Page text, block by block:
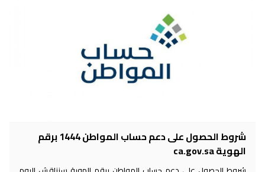
شروط الحصول على دعم حساب المواطن 1444 برقم
الهوية ca.gov.sa